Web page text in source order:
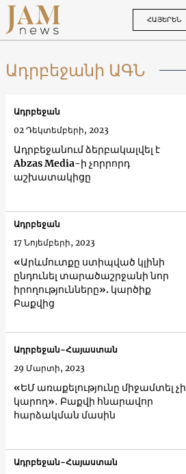
ՀԱՅԵՐԵՆ
Ադրբեջանի ԱԳՆ
Ադրբեջանում ձերբակալվել է
Abzas Media-ի չորրորդ
աշխատակիցը
Ադրբեջան
02 Դեկտեմբերի, 2023
«Արևմուտքը ստիպված կլինի
ընդունել տարածաշրջանի նոր
իրողությունները». կարծիք
Բաքվից
Ադրբեջան
17 Նոյեմբերի, 2023
«ԵՄ առաքելությունը միջամտել չի
կարող»․ Բաքվի հնարավոր
հարձակման մասին
Ադրբեջան-Հայաստան
29 Մարտի, 2023
Ադրբեջան-Հայաստան